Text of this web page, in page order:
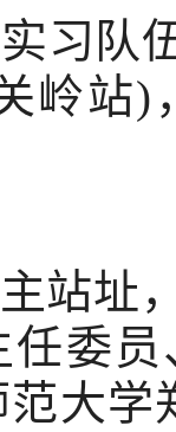
习队
岭站)
主站址
任委
大学